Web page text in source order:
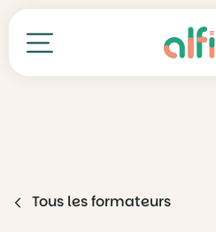
Toutes nos formations
Tous les formateurs